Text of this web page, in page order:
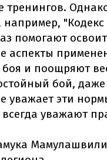
тренингов.
например,
помогают
аспекты
и поощряют
бой, даже
уважает эти
уважают